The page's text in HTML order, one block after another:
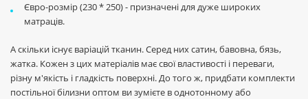
Євро-розмір (230 * 250) - призначені для дуже широких
матраців.
А скільки існує варіацій тканин. Серед них сатин, бавовна, бязь,
жатка. Кожен з цих матеріалів має свої властивості і переваги,
різну м'якість і гладкість поверхні. До того ж, придбати комплекти
постільної білизни оптом ви зумієте в однотонному або